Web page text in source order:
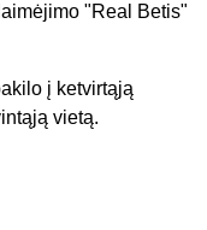
"Real Betis"
į ketvirtąją
vietą.